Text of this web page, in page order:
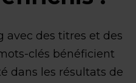
avec des titres et des
clés bénéficient
dans les résultats de